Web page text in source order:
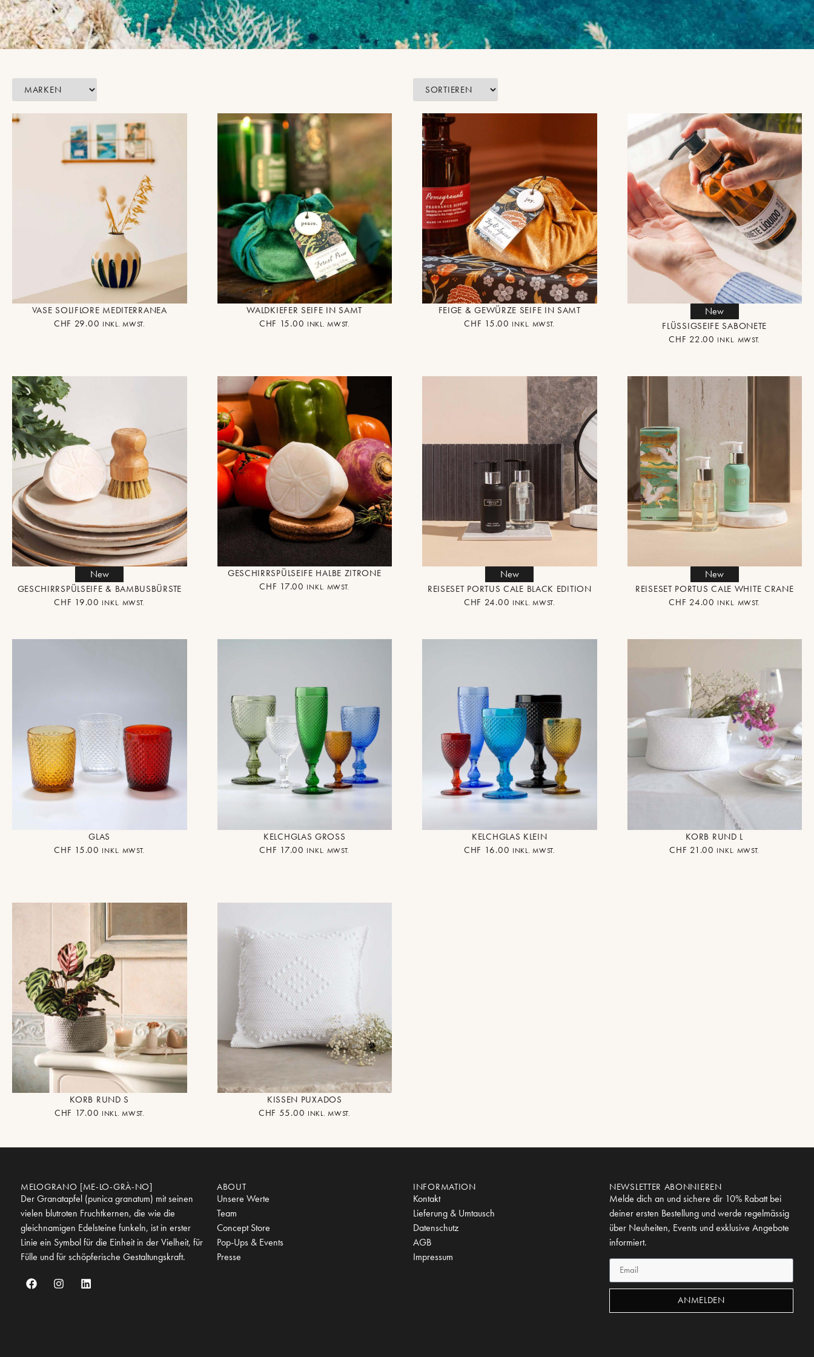
VASE SOLIFLORE MEDITERRANEA
CHF 29.00 INKL. MWST.
WALDKIEFER SEIFE IN SAMT
CHF 15.00 INKL. MWST.
FEIGE & GEWÜRZE SEIFE IN SAMT
CHF 15.00 INKL. MWST.
New
FLÜSSIGSEIFE SABONETE
CHF 22.00 INKL. MWST.
New
GESCHIRRSPÜLSEIFE & BAMBUSBÜRSTE
CHF 19.00 INKL. MWST.
GESCHIRRSPÜLSEIFE HALBE ZITRONE
CHF 17.00 INKL. MWST.
New
REISESET PORTUS CALE BLACK EDITION
CHF 24.00 INKL. MWST.
New
REISESET PORTUS CALE WHITE CRANE
CHF 24.00 INKL. MWST.
GLAS
CHF 15.00 INKL. MWST.
KELCHGLAS GROSS
CHF 17.00 INKL. MWST.
KELCHGLAS KLEIN
CHF 16.00 INKL. MWST.
KORB RUND L
CHF 21.00 INKL. MWST.
KORB RUND S
CHF 17.00 INKL. MWST.
KISSEN PUXADOS
CHF 55.00 INKL. MWST.
MELOGRANO [ME-LO-GRÀ-NO]
Der Granatapfel (punica granatum) mit seinen
vielen blutroten Fruchtkernen, die wie die
gleichnamigen Edelsteine funkeln, ist in erster
Linie ein Symbol für die Einheit in der Vielheit, für
Fülle und für schöpferische Gestaltungskraft.
ABOUT
Unsere Werte
Team
Concept Store
Pop-Ups & Events
Presse
INFORMATION
Kontakt
Lieferung & Umtausch
Datenschutz
AGB
Impressum
NEWSLETTER ABONNIEREN
Melde dich an und sichere dir 10% Rabatt bei
deiner ersten Bestellung und werde regelmässig
über Neuheiten, Events und exklusive Angebote
informiert.
ANMELDEN